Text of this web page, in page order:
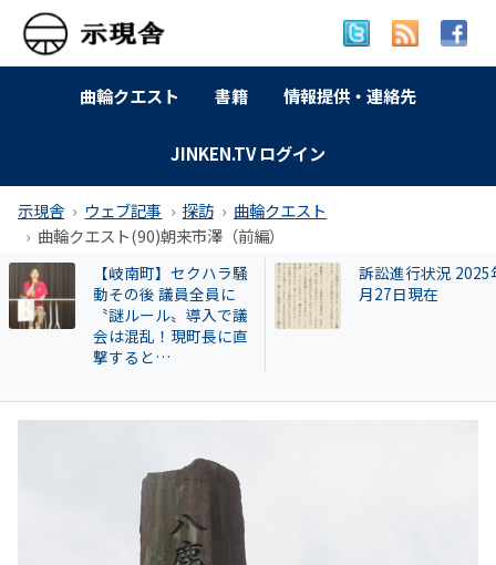
曲輪クエスト 書籍 情報提供・連絡先
JINKEN.TV ログイン
示現舎 ウェブ記事 探訪
曲輪クエスト
曲輪クエスト(90)朝来市澤（前編）
訴訟進行状況 2025年9
月27日現在
【和歌山自民】世
成氏が復党で 保守